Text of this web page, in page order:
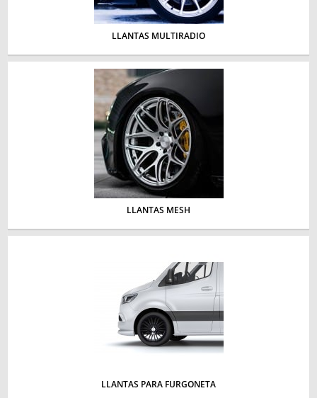
LLANTAS MULTIRADIO
LLANTAS MESH
LLANTAS PARA FURGONETA